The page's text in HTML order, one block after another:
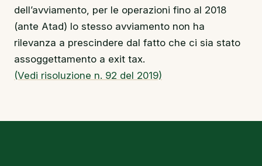
dell’avviamento, per le operazioni fino al 2018
(ante Atad) lo stesso avviamento non ha
rilevanza a prescindere dal fatto che ci sia stato
assoggettamento a exit tax.
(Vedi risoluzione n. 92 del 2019)